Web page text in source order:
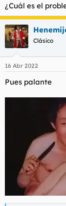
:
¿Cuál es el
Clásico
16 Abr 2022
Pues palante